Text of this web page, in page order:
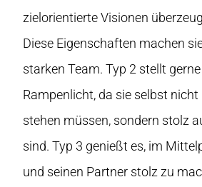
zielorientierte Visionen
Diese Eigenschaften machen
starken Team. Typ 2 stellt
Rampenlicht, da sie selbst
stehen müssen, sondern stolz
sind. Typ 3 genießt es, im
und seinen Partner stolz zu